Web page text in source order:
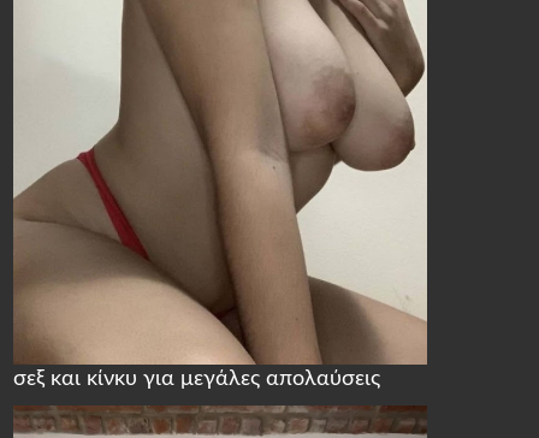
σεξ και κίνκυ για μεγάλες απολαύσεις